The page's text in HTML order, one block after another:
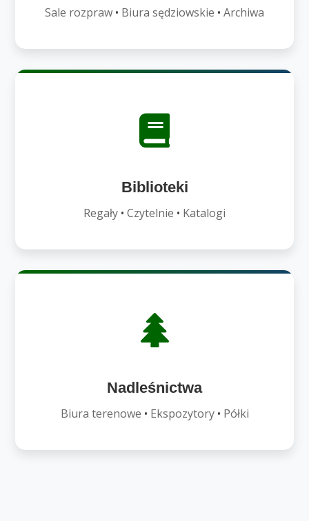
Sale rozpraw • Biura sędziowskie • Archiwa
Biblioteki
Regały • Czytelnie • Katalogi
Nadleśnictwa
Biura terenowe • Ekspozytory• Półki